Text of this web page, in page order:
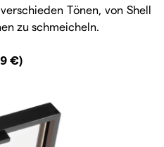
Tönen, von Shell
zu schmeicheln.
€)